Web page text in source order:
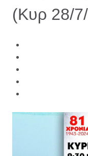
(Κυρ 28/